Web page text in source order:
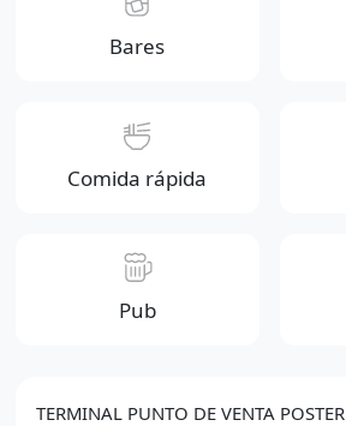
Bares
Comida rápida
Pub
TERMINAL PUNTO DE VENTA POSTER